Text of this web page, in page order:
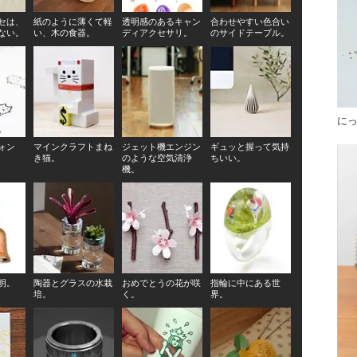
は、
い。
紙のように薄くて軽
い、木の食器。
透明感のあるキャン
ディアクセサリ。
合わせやすい色合い
のサイドテーブル。
ン
マインクラフトまね
き猫。
ジェット機エンジン
のような空気清浄
機。
ギュッと握って気持
ちいい。
。
陶器とグラスの水栽
培。
おめでとうの花が咲
く。
指輪に中にある世
界。
に